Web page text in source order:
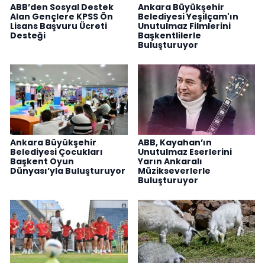
ABB’den Sosyal Destek
Alan Gençlere KPSS Ön
Lisans Başvuru Ücreti
Desteği
Ankara Büyükşehir
Belediyesi Yeşilçam'ın
Unutulmaz Filmlerini
Başkentlilerle
Buluşturuyor
Ankara Büyükşehir
Belediyesi Çocukları
Başkent Oyun
Dünyası’yla Buluşturuyor
ABB, Kayahan’ın
Unutulmaz Eserlerini
Yarın Ankaralı
Müzikseverlerle
Buluşturuyor